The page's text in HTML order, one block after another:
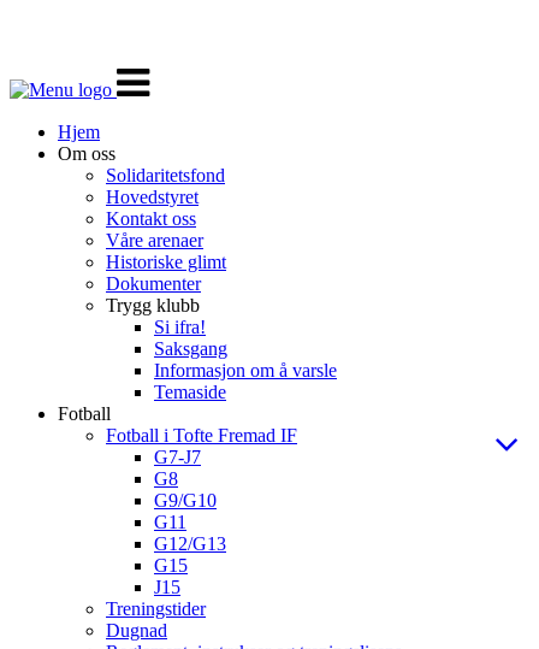
Veksle
navigasjon
Hjem
Om oss
Solidaritetsfond
Hovedstyret
Kontakt oss
Våre arenaer
Historiske glimt
Dokumenter
Trygg klubb
Si ifra!
Saksgang
Informasjon om å varsle
Temaside
Fotball
Fotball i Tofte Fremad IF
G7-J7
G8
G9/G10
G11
G12/G13
G15
J15
Treningstider
Dugnad